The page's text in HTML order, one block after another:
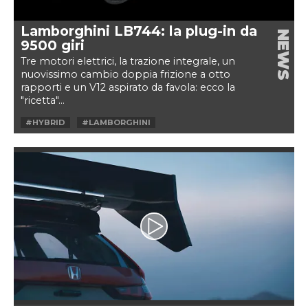
Lamborghini LB744: la plug-in da
9500 giri
Tre motori elettrici, la trazione integrale, un
nuovissimo cambio doppia frizione a otto
rapporti e un V12 aspirato da favola: ecco la
"ricetta"...
NEWS
#HYBRID
#LAMBORGHINI
#NUOVA SUPERCAR LAMBORGHINI
#V12